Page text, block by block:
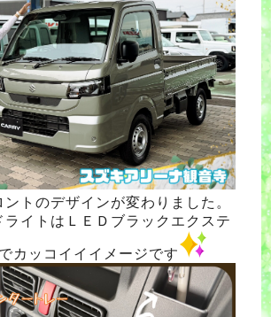
ントのデザインが変わりました。
ライトはＬＥＤブラックエクステ
カッコイイイメージです